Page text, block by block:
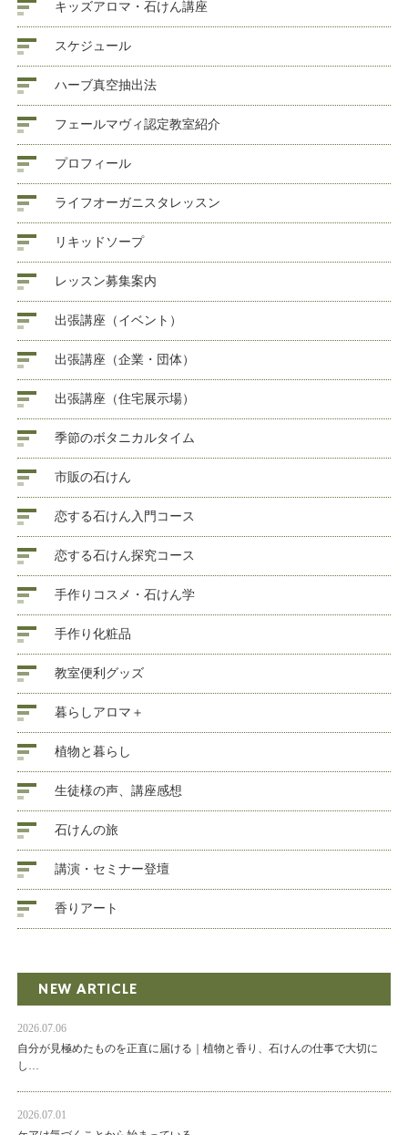
キッズアロマ・石けん講座
スケジュール
ハーブ真空抽出法
フェールマヴィ認定教室紹介
プロフィール
ライフオーガニスタレッスン
リキッドソープ
レッスン募集案内
出張講座（イベント）
出張講座（企業・団体）
出張講座（住宅展示場）
季節のボタニカルタイム
市販の石けん
恋する石けん入門コース
恋する石けん探究コース
手作りコスメ・石けん学
手作り化粧品
教室便利グッズ
暮らしアロマ＋
植物と暮らし
生徒様の声、講座感想
石けんの旅
講演・セミナー登壇
香りアート
NEW ARTICLE
2026.07.06
自分が見極めたものを正直に届ける｜植物と香り、石けんの仕事で大切に
し…
2026.07.01